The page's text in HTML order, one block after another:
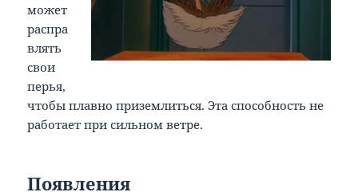
может
распра
влять
свои
перья,
чтобы плавно приземлиться. Эта способность не
работает при сильном ветре.
Появления